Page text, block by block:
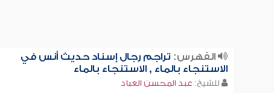
الفهرس: تراجم رجال إسناد حديث أنس في
الاستنجاء بالماء , الاستنجاء بالماء
للشيخ: عبد المحسن العباد